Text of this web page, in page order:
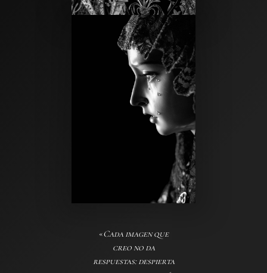
«Cada imagen que
creo no da
respuestas: despierta